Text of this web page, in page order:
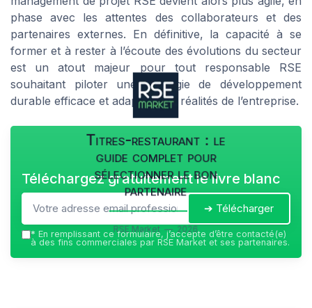
phase avec les attentes des collaborateurs et des
partenaires externes. En définitive, la capacité à se
former et à rester à l’écoute des évolutions du secteur
est un atout majeur pour tout responsable RSE
souhaitant piloter une stratégie de développement
durable efficace et adaptée aux réalités de l’entreprise.
Titres-restaurant : le
guide complet pour
sélectionner le bon
partenaire
RSE Market — 2026
Téléchargez gratuitement le livre blanc
➔ Télécharger
* En remplissant ce formulaire, j’accepte d’être contacté(e)
à des fins commerciales par RSE Market et ses partenaires.